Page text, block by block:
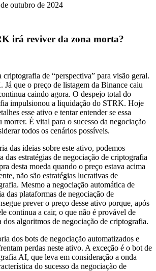
outubro de 2024
irá reviver da zona morta?
criptografia de “perspectiva” para visão geral.
Já que o preço de listagem da Binance caiu
caindo agora. O despejo total do
impulsionou a liquidação do STRK. Hoje
esse ativo e tentar entender se essa
morrer. É vital para o sucesso da negociação
todos os cenários possíveis.
das ideias sobre este ativo, podemos
das estratégias de negociação de criptografia
desta moeda quando o preço estava acima
não são estratégias lucrativas de
Mesmo a negociação automática de
das plataformas de negociação de
prever o preço desse ativo porque, após
continua a cair, o que não é provável de
dos algoritmos de negociação de criptografia.
dos bots de negociação automatizados e
perdas neste ativo. A exceção é o bot de
AI, que leva em consideração a onda
do sucesso da negociação de